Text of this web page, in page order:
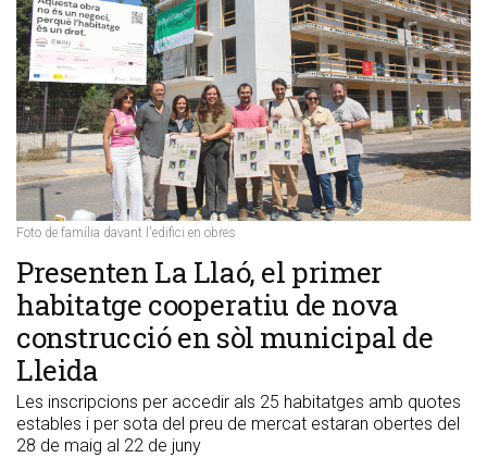
Foto de família davant l'edifici en obres
Presenten La Llaó, el primer
habitatge cooperatiu de nova
construcció en sòl municipal de
Lleida
Les inscripcions per accedir als 25 habitatges amb quotes
estables i per sota del preu de mercat estaran obertes del
28 de maig al 22 de juny